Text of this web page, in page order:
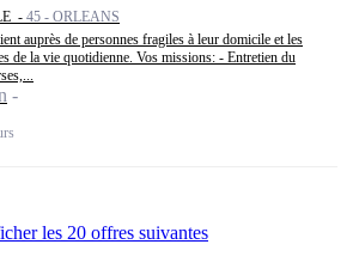
- 45 - ORLEANS
auprès de personnes fragiles à leur domicile et les
de la vie quotidienne. Vos missions: - Entretien du
les 20 offres suivantes